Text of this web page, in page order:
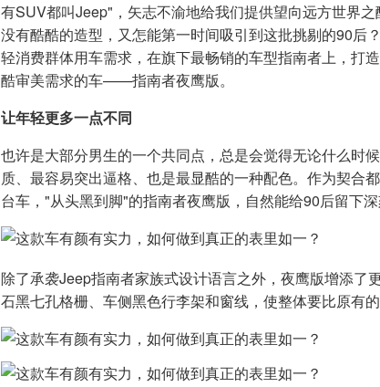
有SUV都叫Jeep"，矢志不渝地给我们提供望向远方世界之
没有酷酷的造型，又怎能第一时间吸引到这批挑剔的90后
轻消费群体用车需求，在旗下最畅销的车型指南者上，打
酷审美需求的车——指南者夜鹰版。
让年轻更多一点不同
也许是大部分男生的一个共同点，总是会觉得无论什么时
质、最容易突出逼格、也是最显酷的一种配色。作为契合
台车，"从头黑到脚"的指南者夜鹰版，自然能给90后留下深
除了承袭Jeep指南者家族式设计语言之外，夜鹰版增添了
石黑七孔格栅、车侧黑色行李架和窗线，使整体要比原有